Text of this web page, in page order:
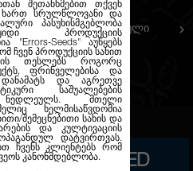
შეთანხმებით თქვენ
სრულწლოვანი და
პასუხისმგებლობა
პროდუქციის
"Errors-Seeds" აუწყებს
ჩვენ პროდუქციის სახით
თესლებს როგორც
ფრინველებისა და
დანამატს და აგრეთვე
საშუალებების
ნედლეულს. მთელი
ხელმისაწვდომია
შემეცნებითი სახის და
და კულტივაციის
დატვირთვას.
ჩვენს კლიენტებს რომ
კანონმდებლობა.
ავტო. ფემინიზირებული
FEMINISED